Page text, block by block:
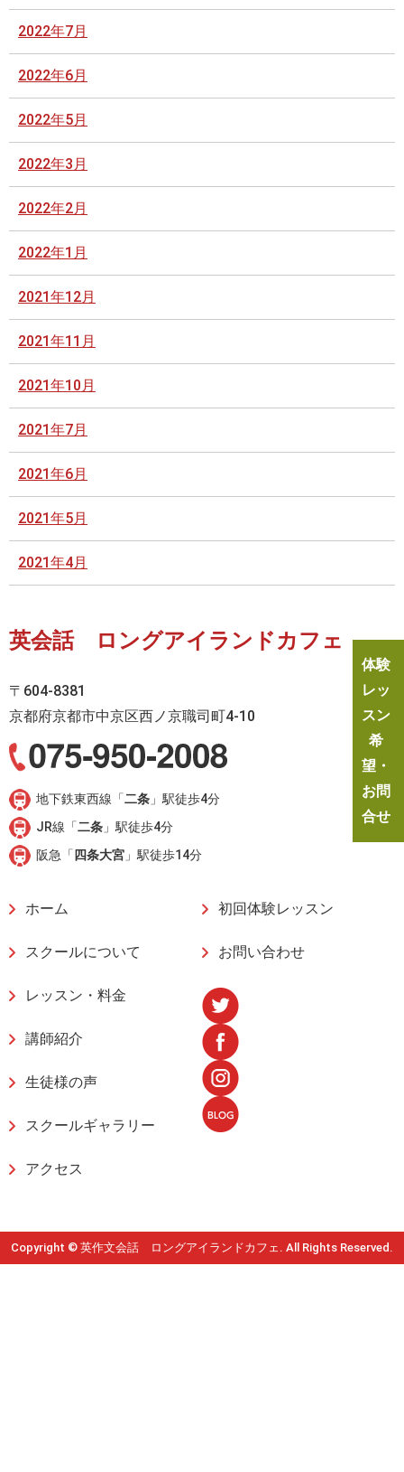
2022年7月
2022年6月
2022年5月
2022年3月
2022年2月
2022年1月
2021年12月
2021年11月
2021年10月
2021年7月
2021年6月
2021年5月
2021年4月
英会話 ロングアイランドカフェ
〒604-8381
京都府京都市中京区西ノ京職司町4-10
地下鉄東西線「二条 」駅徒歩4分
JR線「二条 」駅徒歩4分
阪急「 四条大宮 」駅徒歩14分
ホーム
スクールについて
レッスン・料金
講師紹介
生徒様の声
スクールギャラリー
アクセス
初回体験レッスン
お問い合わせ
体験
レッ
スン
希
望・
お問
合せ
Copyright © 英作文会話 ロングアイランドカフェ. All Rights Reserved.